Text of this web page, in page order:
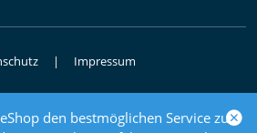
den bestmöglichen Service zu
Impressum